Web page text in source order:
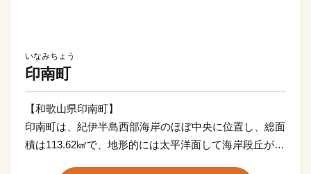
いなみちょう
印南町
【和歌山県印南町】
印南町は、紀伊半島西部海岸のほぼ中央に位置し、総面
積は113.62㎢で、地形的には太平洋面して海岸段丘が広